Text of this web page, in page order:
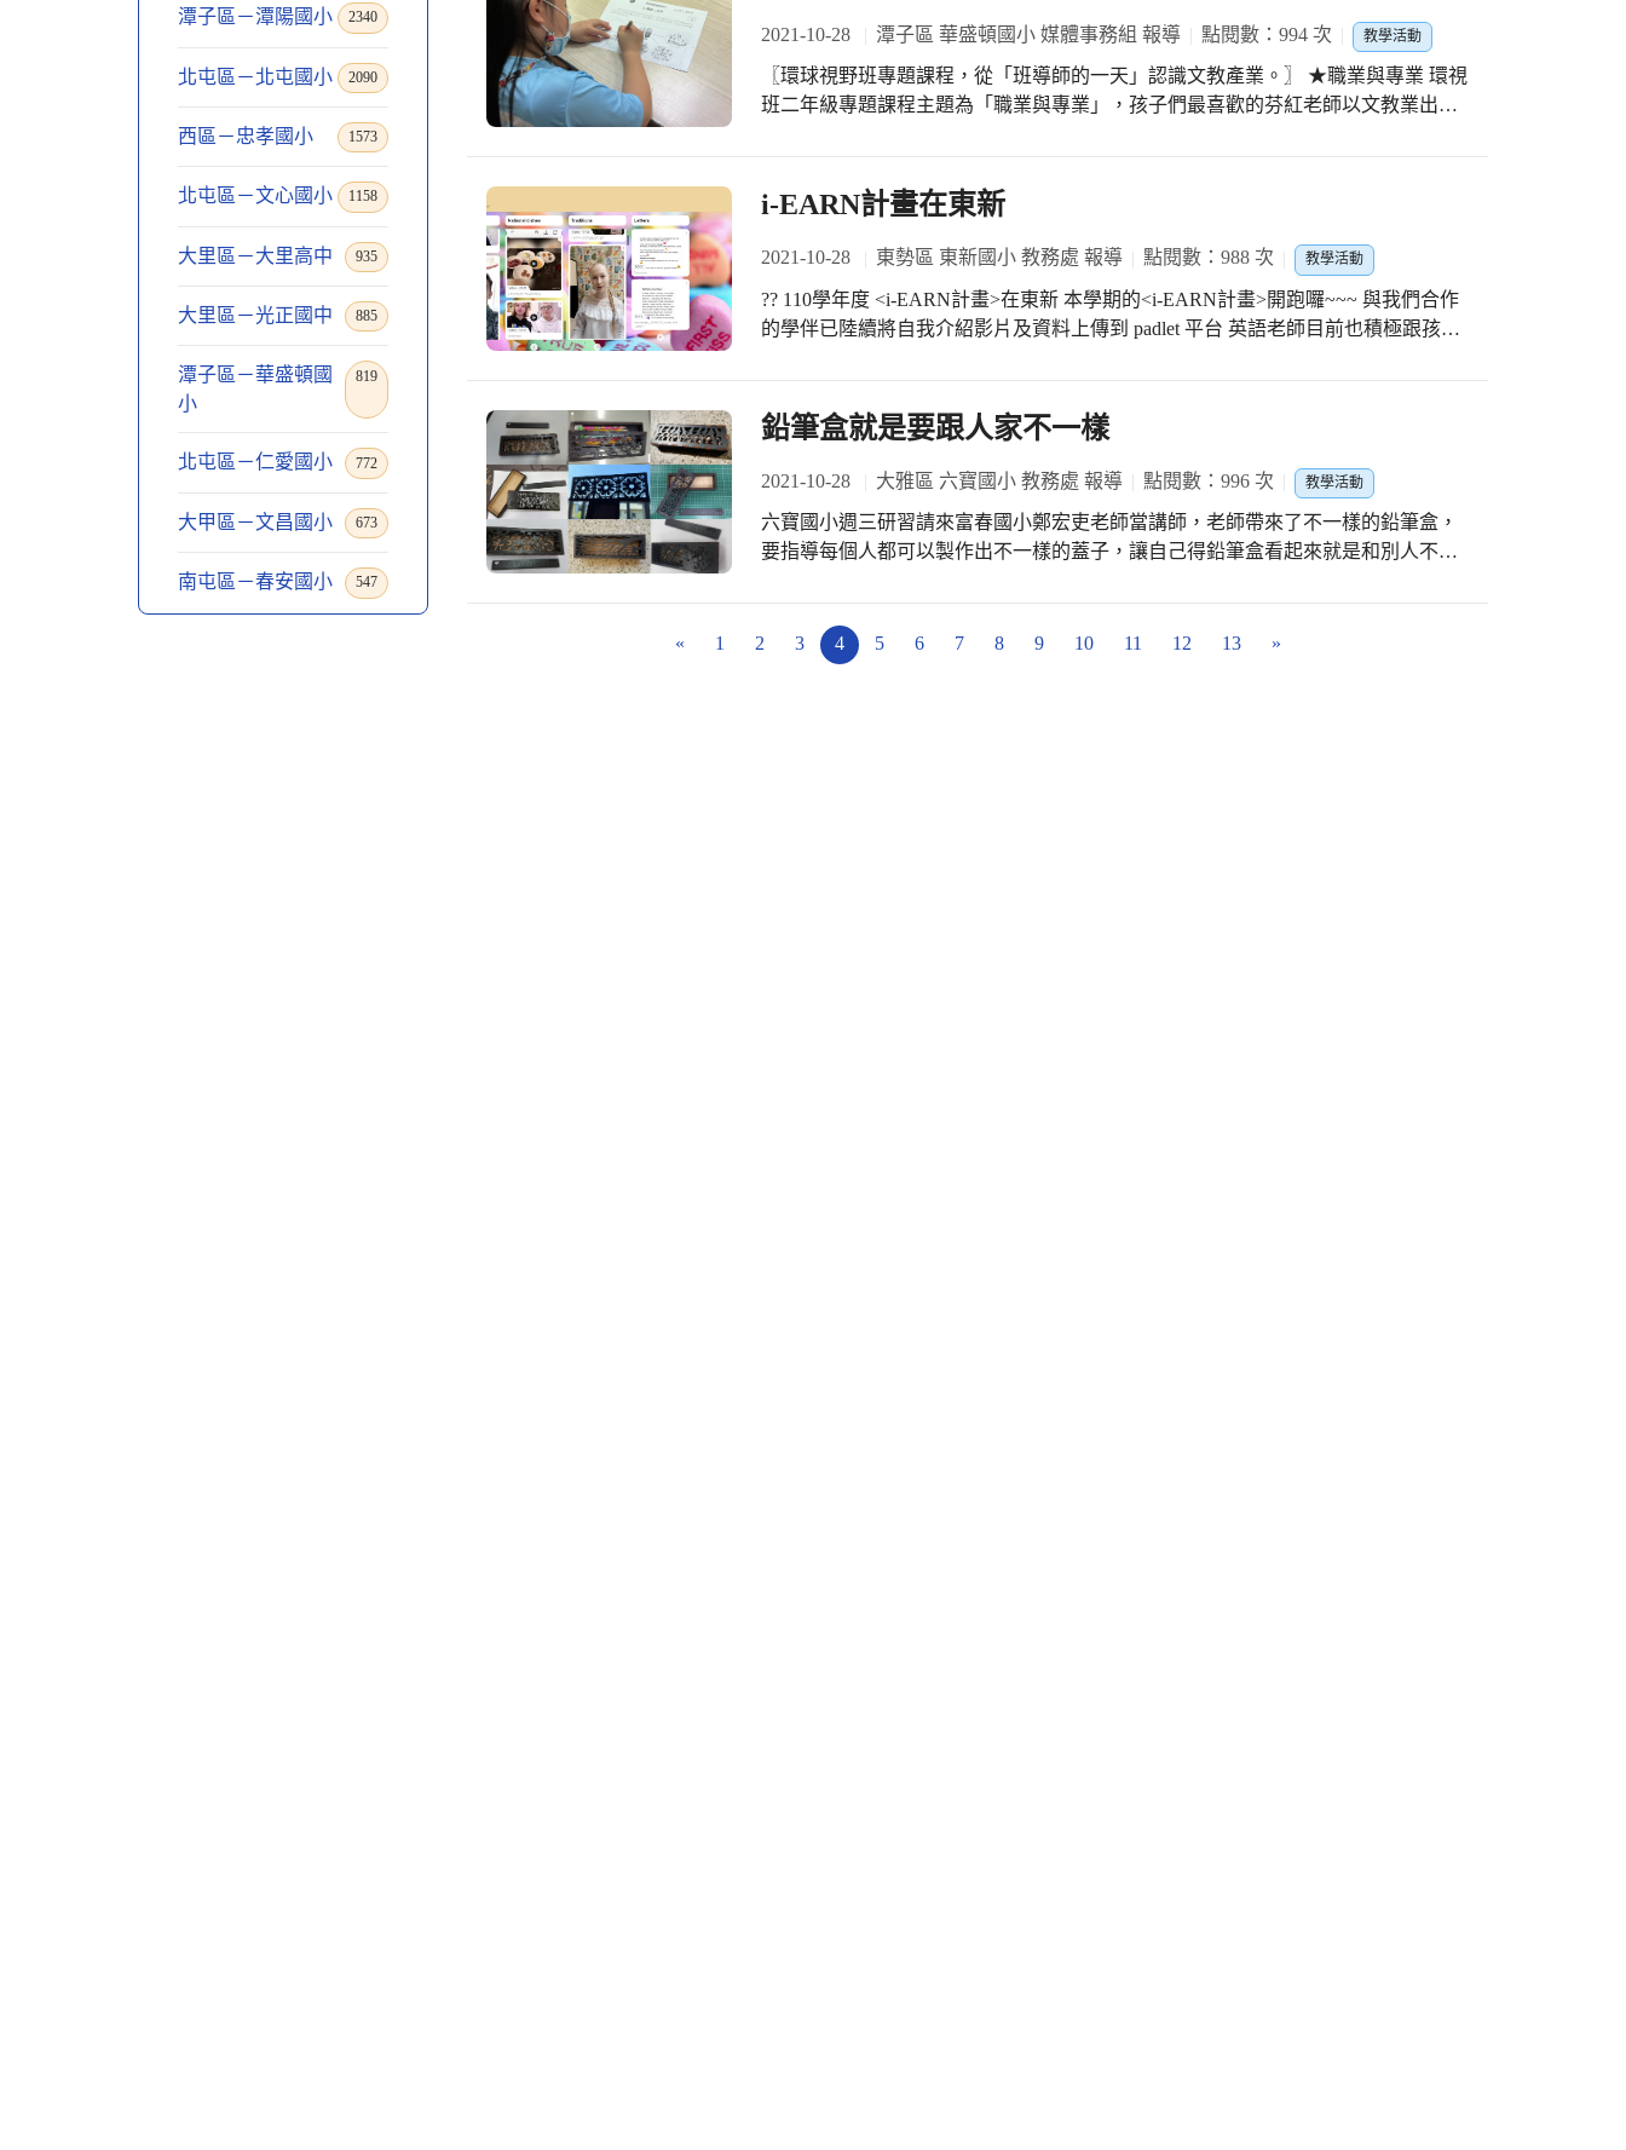
潭子區－潭陽國小 2340
北屯區－北屯國小 2090
西區－忠孝國小 1573
北屯區－文心國小 1158
大里區－大里高中 935
大里區－光正國中 885
潭子區－華盛頓國
小
819
北屯區－仁愛國小 772
大甲區－文昌國小 673
南屯區－春安國小 547
習克服挫折，發展自己的強項，成為成熟的人。有時候小孩喜歡動漫是認同故事裡
主人翁的價值，想要跟著主角一起成長。 英國的精神分析師溫尼考特認為「過渡空
間」是指發生在人的內在幻想與外在現實之間的中間地帶的現象，是小嬰兒成長過
性空間，來處理他們現實中遇到的困難和衝突。而當一群人一起投入時，療育的力
量就更大。以動漫為例子就能發展出漫畫家、助手、編劇、腳本、動漫迷、二創、
Cosplay等動漫文化。欣賞、創造動漫的過程也就是藉由敘事創作來傳承重要的價值
觀，或是滿足自己的夢想，尤其是滿足現實中無法實現的夢想，如此帶來療育的效
果。 在藝療的歷程中，個案仿畫動漫人物時，治療師可以藉由故事引導個案學習動
漫人物的精神，克服現實生活中的困難，發展出英雄的認同，當自我認同改變，生
紹後，也跟孩子分享本學期的課程內容 接著，小學伴的自我介紹，儘管有點害羞、
靦腆 但成功踏出第一步，就是學習的開始 ^^ # <國際學伴>在東新 # 11/12 國際學伴
相見歡~ # 我說英語，我OK
2021-10-28 潭子區 華盛頓國小 媒體事務組 報導 點閱數：994 次 教學活動
〖環球視野班專題課程，從「班導師的一天」認識文教產業。〗 ★職業與專業 環視
班二年級專題課程主題為「職業與專業」，孩子們最喜歡的芬紅老師以文教業出
老師也讓大家思考身為「學生」的責任是什麼？應該做些什麼？並記錄在學習單
中，與同儕分享。
i-EARN計畫在東新
2021-10-28 東勢區 東新國小 教務處 報導 點閱數：988 次 教學活動
?? 110學年度 <i-EARN計畫>在東新 本學期的<i-EARN計畫>開跑囉~~~ 與我們合作
的學伴已陸續將自我介紹影片及資料上傳到 padlet 平台 英語老師目前也積極跟孩子
鉛筆盒就是要跟人家不一樣
2021-10-28 大雅區 六寶國小 教務處 報導 點閱數：996 次 教學活動
六寶國小週三研習請來富春國小鄭宏吏老師當講師，老師帶來了不一樣的鉛筆盒，
要指導每個人都可以製作出不一樣的蓋子，讓自己得鉛筆盒看起來就是和別人不一
檔，再經過inkscape軟體處理，以及講師協助處理後製，就形成一個不一樣的窗花作
品了，然後匯出產生雷雕軟體所能處理的檔案後，就可由雷雕機雷雕出作品，最後
« 1 2 3 4 5 6 7 8 9 10 11 12 13 »